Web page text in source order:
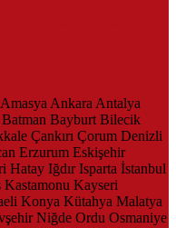
Amasya Ankara Antalya
Batman Bayburt Bilecik
Çankırı Çorum Denizli
Erzurum Eskişehir
Hatay Iğdır Isparta İstanbul
Kastamonu Kayseri
Konya Kütahya Malatya
Niğde Ordu Osmaniye